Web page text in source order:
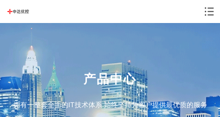
产品中心
拥有一整套全面的IT技术体系 始终坚持为客户提供最优质的服务